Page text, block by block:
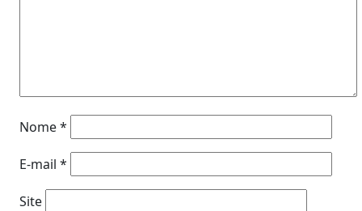
Nome*
E-mail *
Site